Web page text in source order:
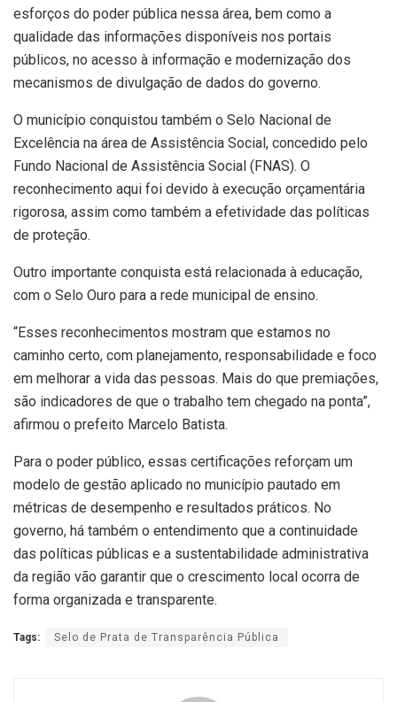
esforços do poder pública nessa área, bem como a
qualidade das informações disponíveis nos portais
públicos, no acesso à informação e modernização dos
mecanismos de divulgação de dados do governo.
O município conquistou também o Selo Nacional de
Excelência na área de Assistência Social, concedido pelo
Fundo Nacional de Assistência Social (FNAS). O
reconhecimento aqui foi devido à execução orçamentária
rigorosa, assim como também a efetividade das políticas
de proteção.
Outro importante conquista está relacionada à educação,
com o Selo Ouro para a rede municipal de ensino.
“Esses reconhecimentos mostram que estamos no
caminho certo, com planejamento, responsabilidade e foco
em melhorar a vida das pessoas. Mais do que premiações,
são indicadores de que o trabalho tem chegado na ponta”,
afirmou o prefeito Marcelo Batista.
Para o poder público, essas certificações reforçam um
modelo de gestão aplicado no município pautado em
métricas de desempenho e resultados práticos. No
governo, há também o entendimento que a continuidade
das políticas públicas e a sustentabilidade administrativa
da região vão garantir que o crescimento local ocorra de
forma organizada e transparente.
Tags: Selo de Prata de Transparência Pública